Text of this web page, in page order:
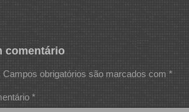
comentário
Campos obrigatórios são marcados com *
*